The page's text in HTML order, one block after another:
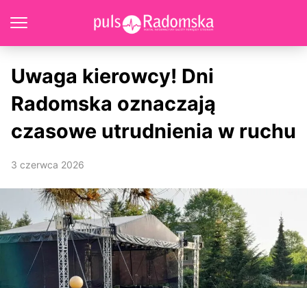
Uwaga kierowcy! Dni
Radomska oznaczają
czasowe utrudnienia w ruchu
3 czerwca 2026